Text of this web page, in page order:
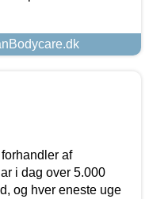
af
i dag over 5.000
og hver eneste uge